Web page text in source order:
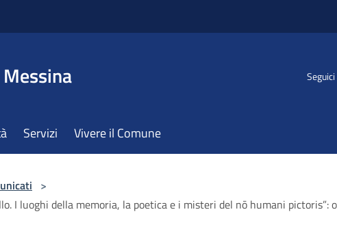
Servizi Vivere il Comune
>
I luoghi della memoria, la poetica e i misteri del nō humani pictoris”: